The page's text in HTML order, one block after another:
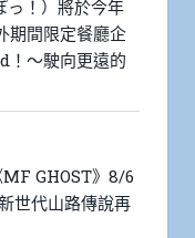
っ！）將於今年
期間限定餐廳企
～駛向更遠的
MF GHOST》8/6
世代山路傳說再